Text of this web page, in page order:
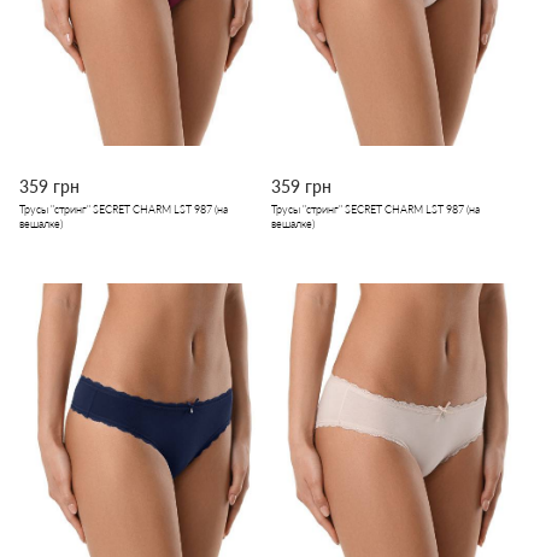
359 грн
Трусы "стринг" SECRET CHARM LST 987 (на
вешалке)
359 грн
Трусы "стринг" SECRET CHARM LST 987 (на
вешалке)